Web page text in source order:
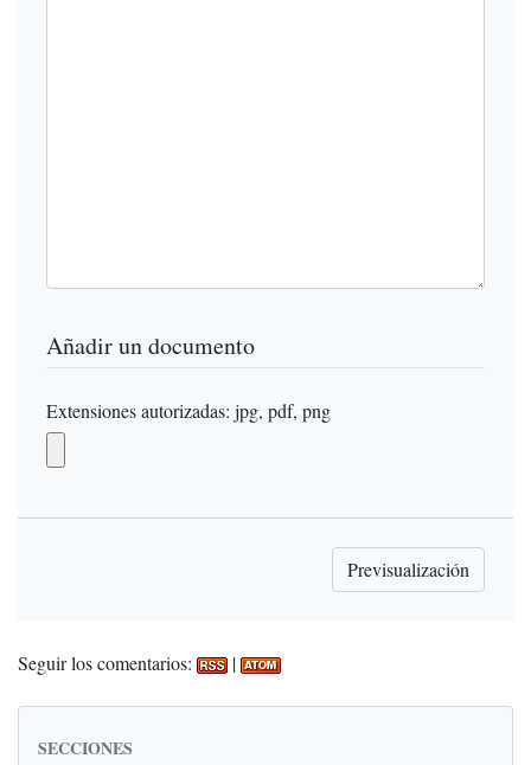
Añadir un documento
Extensiones autorizadas: jpg, pdf, png
Seguir los comentarios: |
SECCIONES